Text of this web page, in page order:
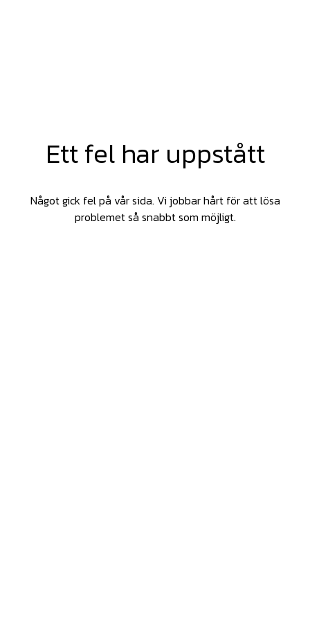
Ett fel har uppstått
Något gick fel på vår sida. Vi jobbar hårt för att lösa
problemet så snabbt som möjligt.